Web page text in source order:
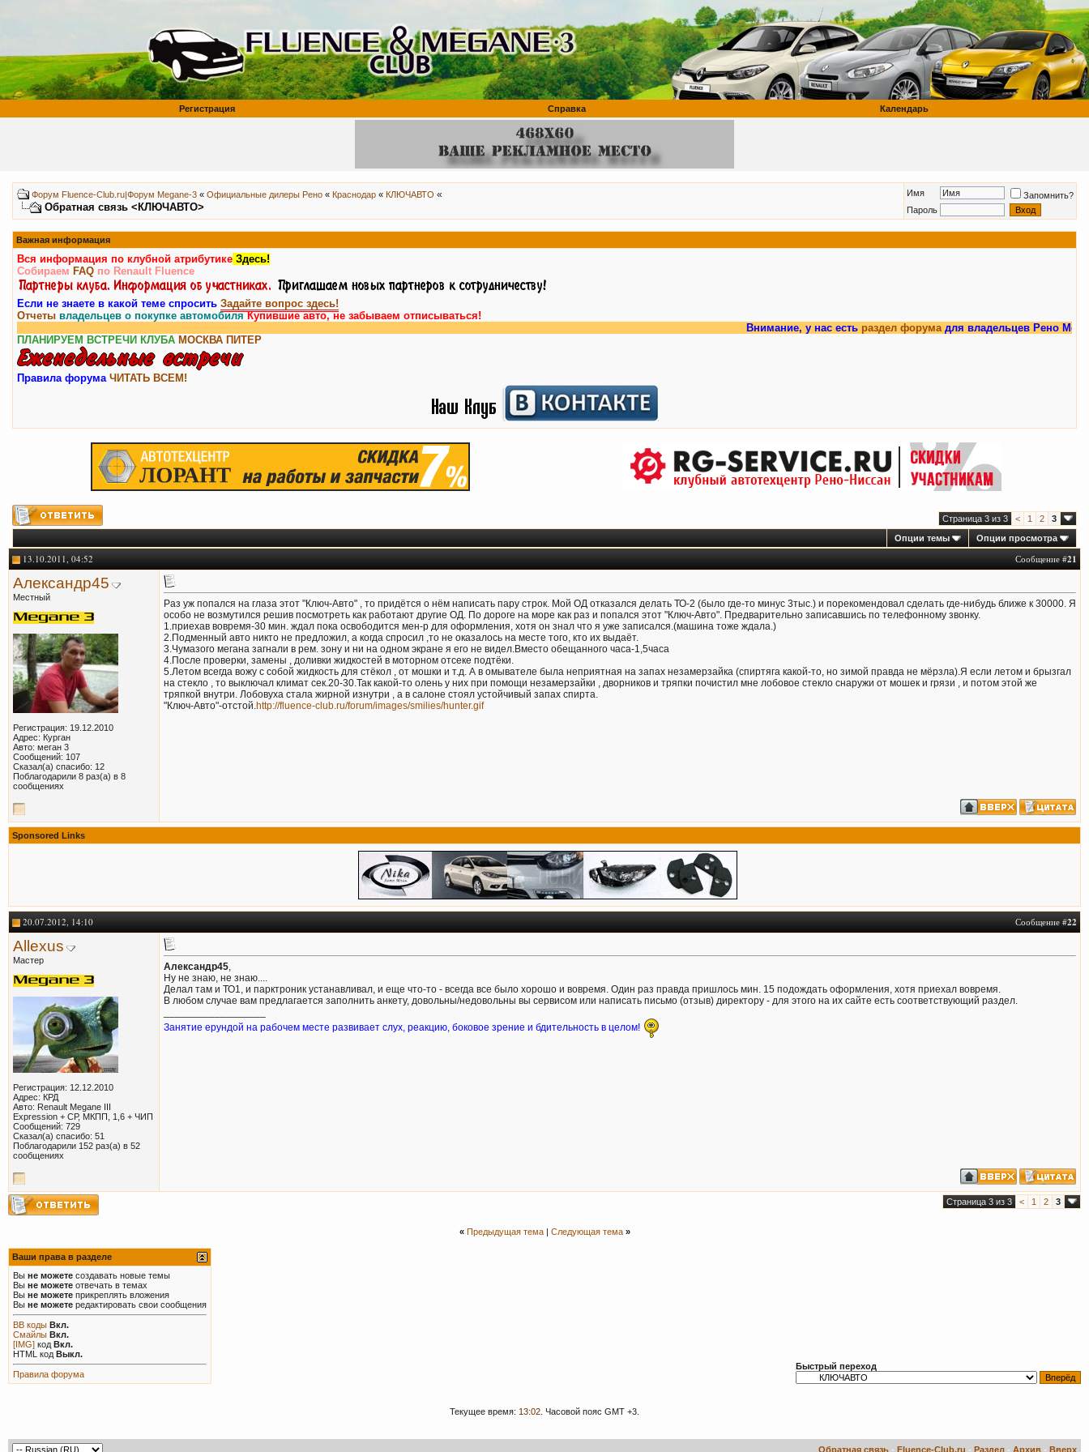
Регистрация Справка Календарь
Форум Fluence-Club.ru|Форум Megane-3 « Официальные дилеры Рено « Краснодар « КЛЮЧАВТО «
Обратная связь <КЛЮЧАВТО>
Имя
Запомнить?
Пароль
Важная информация
Вся информация по клубной атрибутике Здесь!
Собираем FAQ по Renault Fluence
Если не знаете в какой теме спросить Задайте вопрос здесь!
Отчеты владельцев о покупке автомобиляКупившие авто, не забываем отписываться!
Внимание, у нас есть раздел форумадля владельцев Рено Меган 3.
ПЛАНИРУЕМ ВСТРЕЧИ КЛУБА МОСКВА ПИТЕР
Правила форума ЧИТАТЬ ВСЕМ!
Страница 3 из 3 < 1 2
3
Опции темы
Опции просмотра
13.10.2011, 04:52 Сообщение #21
Александр45
Местный
Регистрация: 19.12.2010
Адрес: Курган
Авто: меган 3
Сообщений: 107
Сказал(а) спасибо: 12
Поблагодарили 8 раз(а) в 8
сообщениях
Раз уж попался на глаза этот "Ключ-Авто" , то придётся о нём написать пару строк. Мой ОД отказался делать ТО-2 (было где-то минус 3тыс.) и порекомендовал сделать где-нибудь ближе к 30000. Я
особо не возмутился решив посмотреть как работают другие ОД. По дороге на море как раз и попался этот "Ключ-Авто". Предварительно записавшись по телефонному звонку.
1.приехав вовремя-30 мин. ждал пока освободится мен-р для оформления, хотя он знал что я уже записался.(машина тоже ждала.)
2.Подменный авто никто не предложил, а когда спросил ,то не оказалось на месте того, кто их выдаёт.
3.Чумазого мегана загнали в рем. зону и ни на одном экране я его не видел.Вместо обещанного часа-1,5часа
4.После проверки, замены , доливки жидкостей в моторном отсеке подтёки.
5.Летом всегда вожу с собой жидкость для стёкол , от мошки и т.д. А в омывателе была неприятная на запах незамерзайка (спиртяга какой-то, но зимой правда не мёрзла).Я если летом и брызгал
на стекло , то выключал климат сек.20-30.Так какой-то олень у них при помощи незамерзайки , дворников и тряпки почистил мне лобовое стекло снаружи от мошек и грязи , и потом этой же
тряпкой внутри. Лобовуха стала жирной изнутри , а в салоне стоял устойчивый запах спирта.
"Ключ-Авто"-отстой.http://fluence-club.ru/forum/images/smilies/hunter.gif
Sponsored Links
20.07.2012, 14:10 Сообщение #22
Allexus
Мастер
Регистрация: 12.12.2010
Адрес: КРД
Авто: Renault Megane III
Expression + СР, МКПП, 1,6 + ЧИП
Сообщений: 729
Сказал(а) спасибо: 51
Поблагодарили 152 раз(а) в 52
сообщениях
Александр45,
Ну не знаю, не знаю....
Делал там и ТО1, и парктроник устанавливал, и еще что-то - всегда все было хорошо и вовремя. Один раз правда пришлось мин. 15 подождать оформления, хотя приехал вовремя.
В любом случае вам предлагается заполнить анкету, довольны/недовольны вы сервисом или написать письмо (отзыв) директору - для этого на их сайте есть соответствующий раздел.
Занятие ерундой на рабочем месте развивает слух, реакцию, боковое зрение и бдительность в целом!
Страница 3 из 3 < 1 2 3
« Предыдущая тема| Следующая тема »
Ваши права в разделе
Вы не можете создавать новые темы
Вы не можете отвечать в темах
Вы не можете прикреплять вложения
Вы не можете редактировать свои сообщения
BB коды Вкл.
Смайлы Вкл.
[IMG] код Вкл.
HTML код Выкл.
Правила форума
Быстрый переход
Текущее время: 13:02 . Часовой пояс GMT +3.
Обратная связь - Fluence-Club.ru - Раздел - Архив - Вверх